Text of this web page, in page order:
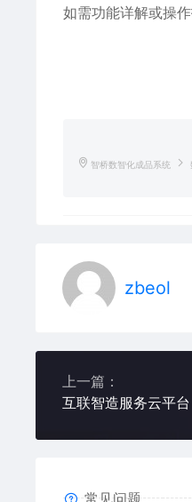
如需功能详解或操
智桥数智化成品系统
zbeol
上一篇：
互联智造服务云平台
常见问题